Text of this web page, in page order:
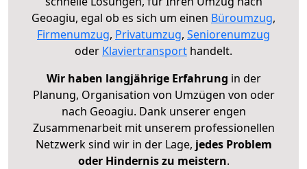
Geoagiu, egal ob es sich um einen Büroumzug,
Firmenumzug, Privatumzug, Seniorenumzug
oder Klaviertransport handelt.
Wir haben langjährige Erfahrung in der
Planung, Organisation von Umzügen von oder
nach Geoagiu. Dank unserer engen
Zusammenarbeit mit unserem professionellen
Netzwerk sind wir in der Lage, jedes Problem
oder Hindernis zu meistern.